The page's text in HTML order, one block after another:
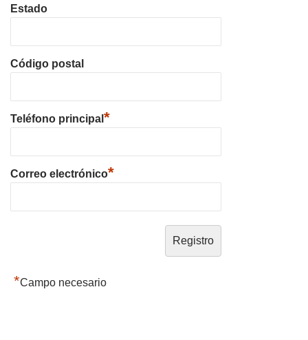
Estado
Código postal
Teléfono principal *
Correo electrónico*
*Campo necesario